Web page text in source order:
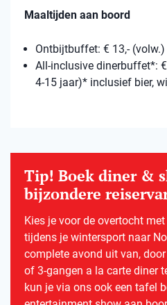
Maaltijden aan boord
Ontbijtbuffet: € 13,-
All-inclusive dinerbuffet*:
4-15 jaar)* inclusief bier,
Tip! Boek diner &
bijzondere
Kies je voor de overtocht
tijdens je wintersport naar
complete avond uit van,
of 3-gangen a la carte diner
kun je via ons ook een tafel